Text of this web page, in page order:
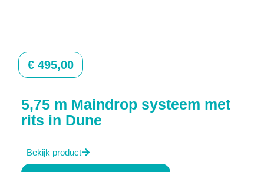
€ 495,00
5,75 m Maindrop systeem met
rits in Dune
Bekijk product